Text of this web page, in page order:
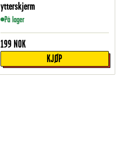
ytterskjerm
På lager
199 NOK
KJØP